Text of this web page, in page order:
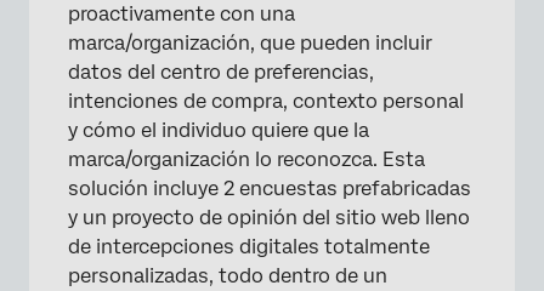
proactivamente con una
marca/organización, que pueden incluir
datos del centro de preferencias,
intenciones de compra, contexto personal
y cómo el individuo quiere que la
marca/organización lo reconozca. Esta
solución incluye 2 encuestas prefabricadas
y un proyecto de opinión del sitio web lleno
de intercepciones digitales totalmente
personalizadas, todo dentro de un